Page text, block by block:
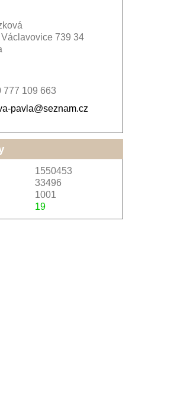
739 34
109 663
pavla@seznam.cz
19
1550453
33496
1001